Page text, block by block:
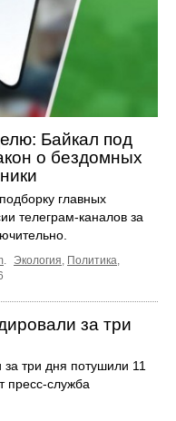
Байкал под
о бездомных
главных
телеграм-каналов за
. Экология, Политика,
за три
три дня потушили 11